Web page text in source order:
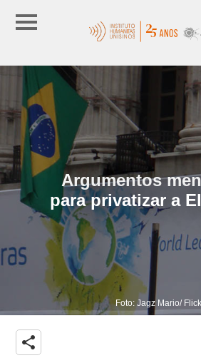
Argumentos
para privatizar a
Foto: Jagz Mario/
share